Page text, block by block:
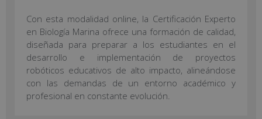
Con esta modalidad online, la Certificación Experto
en Biología Marina ofrece una formación de calidad,
diseñada para preparar a los estudiantes en el
desarrollo e implementación de proyectos
robóticos educativos de alto impacto, alineándose
con las demandas de un entorno académico y
profesional en constante evolución.